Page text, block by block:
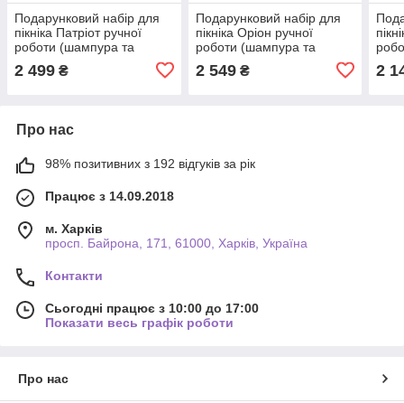
Подарунковий набір для
пікніка Патріот ручної
роботи (шампура та
приготування шашлику.
2 499 ₴
Подарунковий набір для
пікніка Оріон ручної
роботи (шампура та
приготування шашлику.
2 549₴ 2
Про нас
98% позитивних з 192 відгуків за рік
Працює з 14.09.2018
м. Харків
просп. Байрона, 171, 61000, Харків, Україна
Контакти
Сьогодні працює з 10:00 до 17:00
Показати весь графік роботи
Про нас